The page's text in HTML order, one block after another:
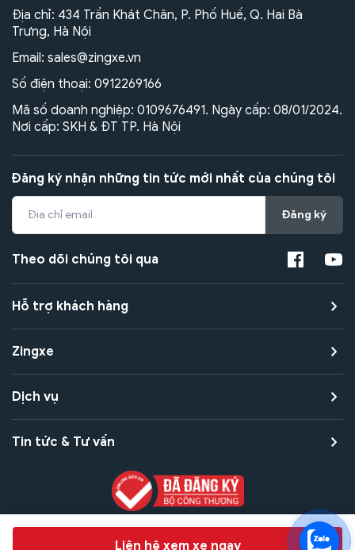
Chat hỗ trợ
Liên hệ xem xe ngay
Địa chỉ: 434 Trần Khát Chân, P. Phố Huế, Q. Hai Bà
Trưng, Hà Nội
Email: sales@zingxe.vn
Số điện thoại: 0912269166
Mã số doanh nghiệp: 0109676491. Ngày cấp: 08/01/2024.
Nơi cấp: SKH & ĐT TP. Hà Nội
Đăng ký nhận những tin tức mới nhất của chúng tôi
Đăng ký
Theo dõi chúng tôi qua
Hỗ trợ khách hàng
Zingxe
Dịch vụ
Tin tức & Tư vấn
Bảo mật quyền riêng tư Điều khoản sử dụng